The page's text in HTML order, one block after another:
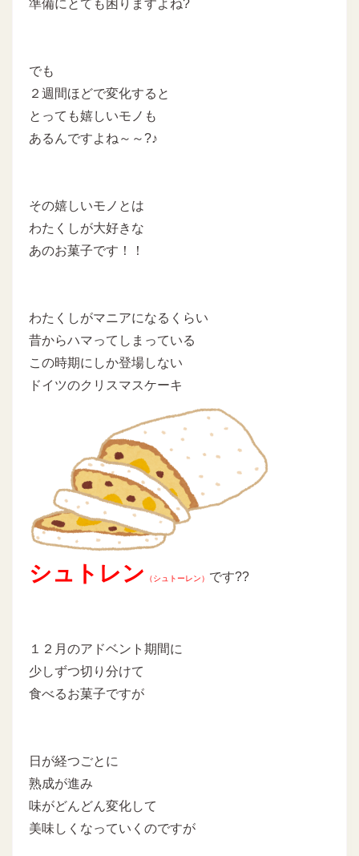
準備にとても困りますよね?
でも
２週間ほどで変化すると
とっても嬉しいモノも
あるんですよね～～?♪
その嬉しいモノとは
わたくしが大好きな
あのお菓子です！！
わたくしがマニアになるくらい
昔からハマってしまっている
この時期にしか登場しない
ドイツのクリスマスケーキ
シュトレン （シュトーレン） です??
１２月のアドベント期間に
少しずつ切り分けて
食べるお菓子ですが
日が経つごとに
熟成が進み
味がどんどん変化して
美味しくなっていくのですが